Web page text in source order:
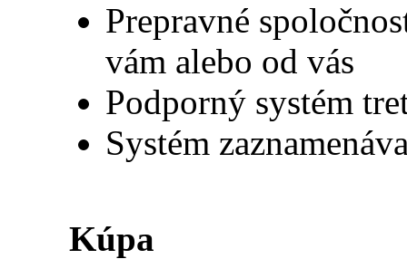
Prepravné
vám alebo od vás
Podporný systém
Systém
Kúpa